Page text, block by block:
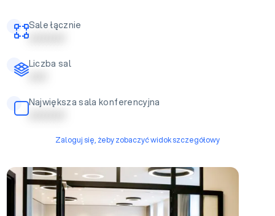
Sale łącznie
| | | | | | | | | |
Liczba sal
| | | | |
Największa sala konferencyjna
| | | | | | | | | |
Zaloguj się, żeby zobaczyć widok szczegółowy
A+B+C